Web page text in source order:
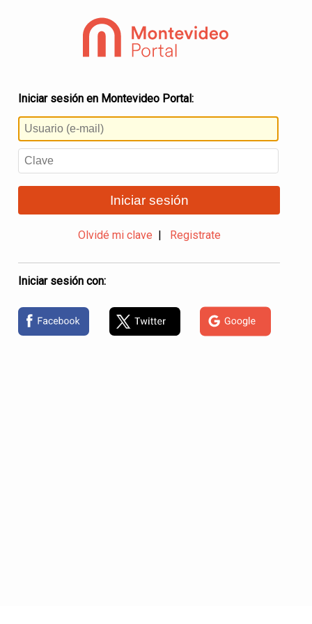
Iniciar sesión en Montevideo Portal:
Iniciar sesión
Olvidé mi clave Registrate
Iniciar sesión con: